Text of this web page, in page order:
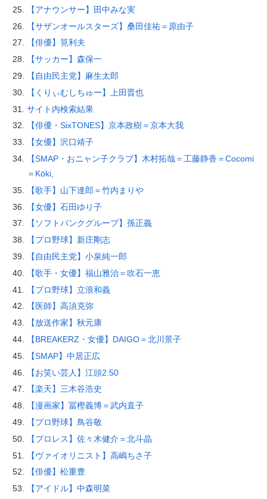
【アナウンサー】田中みな実
【サザンオールスターズ】桑田佳祐＝原由子
【俳優】筧利夫
【サッカー】森保一
【自由民主党】麻生太郎
【くりぃむしちゅー】上田晋也
サイト内検索結果
【俳優・SixTONES】京本政樹＝京本大我
【女優】沢口靖子
【SMAP・おニャン子クラブ】木村拓哉＝工藤静香＝Cocomi
＝Kōki,
【歌手】山下達郎＝竹内まりや
【女優】石田ゆり子
【ソフトバンクグループ】孫正義
【プロ野球】新庄剛志
【自由民主党】小泉純一郎
【歌手・女優】福山雅治＝吹石一恵
【プロ野球】立浪和義
【医師】高須克弥
【放送作家】秋元康
【BREAKERZ・女優】DAIGO＝北川景子
【SMAP】中居正広
【お笑い芸人】江頭2:50
【楽天】三木谷浩史
【漫画家】冨樫義博＝武内直子
【プロ野球】鳥谷敬
【プロレス】佐々木健介＝北斗晶
【ヴァイオリニスト】高嶋ちさ子
【俳優】松重豊
【アイドル】中森明菜